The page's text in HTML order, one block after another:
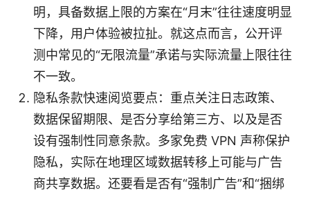
明，具备数据上限的方案在“月末”往往速度明显
下降，用户体验被拉扯。就这点而言，公开评
测中常见的“无限流量”承诺与实际流量上限往往
不一致。
隐私条款快速阅览要点：重点关注日志政策、
数据保留期限、是否分享给第三方、以及是否
设有强制性同意条款。多家免费 VPN 声称保护
隐私，实际在地理区域数据转移上可能与广告
商共享数据。还要看是否有“强制广告”和“捆绑